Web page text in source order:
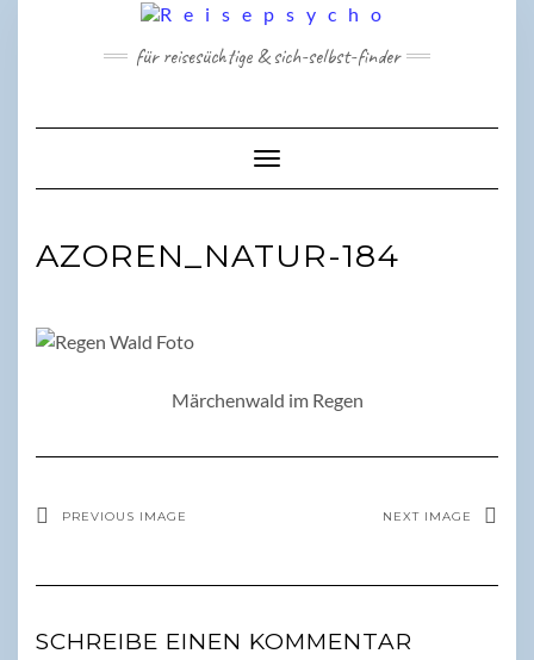
für reisesüchtige & sich-selbst-finder
Toggle Navigation
AZOREN_NATUR-184
Märchenwald im Regen
PREVIOUS IMAGE NEXT IMAGE
SCHREIBE EINEN KOMMENTAR